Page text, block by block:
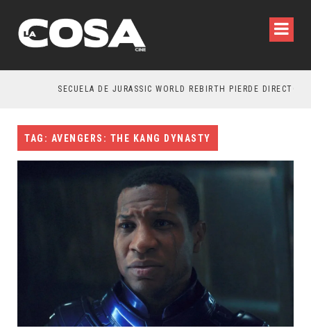
SECUELA DE JURASSIC WORLD REBIRTH PIERDE DIRECTOR
TAG: AVENGERS: THE KANG DYNASTY